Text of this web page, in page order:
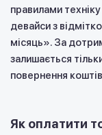
правилами
девайси з
місяць». За
залишається
повернення
Як оплатити